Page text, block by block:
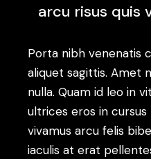
arcu risus quis
Porta nibh venenatis
aliquet sagittis. Amet
nulla. Quam id leo in
ultrices eros in cursus
vivamus arcu felis
iaculis at erat